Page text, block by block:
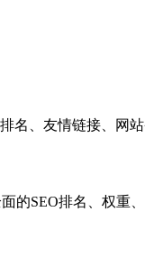
名、友情链接、网站
SEO排名、权重